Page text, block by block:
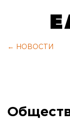
← НОВОСТИ